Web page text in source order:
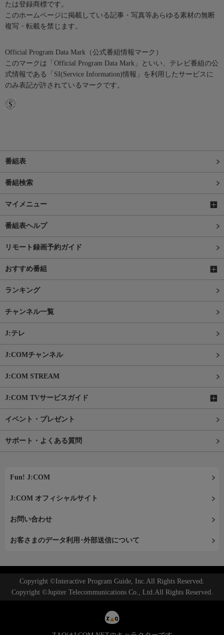
たは登録商標です。
このホームページに掲載している記事・写真等あらゆる素材の無断
複写・転載を禁じます。
Official Program Data Mark（公式番組情報マーク）
このマークは「Official Program Data Mark」といい、テレビ番組の公
式情報である「SI(Service Information)情報」を利用したサービスに
のみ表記が許されているマークです。
番組表
番組検索
マイメニュー
番組表ヘルプ
リモート録画予約ガイド
おすすめ番組
ランキング
チャンネル一覧
J:テレ
J:COMチャンネル
J:COM STREAM
J:COM TVサービスガイド
イベント・プレゼント
サポート・よくある質問
Fun! J:COM
J:COM オフィシャルサイト
お問い合わせ
お客さまのデータ利用･外部送信について
Copyright ©Interactive Program Guide, Inc.All Rights Reserved.
Copyright ©Jupiter Telecommunications Co., Ltd.All Rights Reserved.